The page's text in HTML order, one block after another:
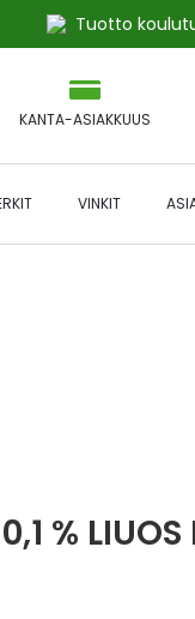
Tuotto
KANTA-ASIAKKUUS
VINKIT
% LIUOS